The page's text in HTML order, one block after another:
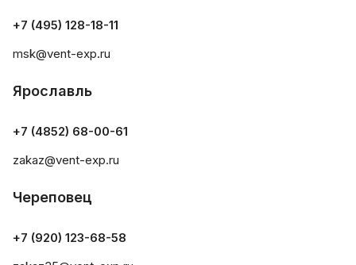
+7 (495) 128-18-11
msk@vent-exp.ru
Ярославль
+7 (4852) 68-00-61
zakaz@vent-exp.ru
Череповец
+7 (920) 123-68-58